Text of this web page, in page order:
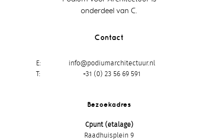
onderdeel van C.
Contact
E
info@podiumarchitectuur.nl
+31 (0) 23 56 69 591
Bezoekadres
Cpunt (etalage)
Raadhuisplein 9